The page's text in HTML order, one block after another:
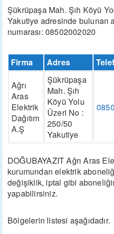
Şükrüpaşa Mah. Şıh Köyü
Yakutiye adresinde bulunan
numarası: 08502002020
Firma Adres
Ağrı
Aras
Elektrik
Dağıtım
A.Ş
Şükrüpaşa
Mah. Şıh
Köyü Yolu
Üzeri No :
250/50
Yakutiye
DOĞUBAYAZIT Ağrı Aras
kurumundan elektrik
değişiklik, iptal gibi
yapabilirsiniz.
Bölgelerin listesi aşağıdadır.